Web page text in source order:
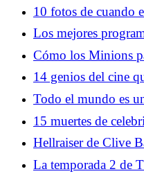
realmente con
10 fotos de cuando
peligro real
Los mejores
Widow's Bay
Cómo los Minions
Facebook a los
14 genios del cine
increíblemente tontas
Todo el mundo es
Man: Web Tornado
15 muertes de
una devastación al
Hellraiser de Clive
fantástico
La temporada 2 de